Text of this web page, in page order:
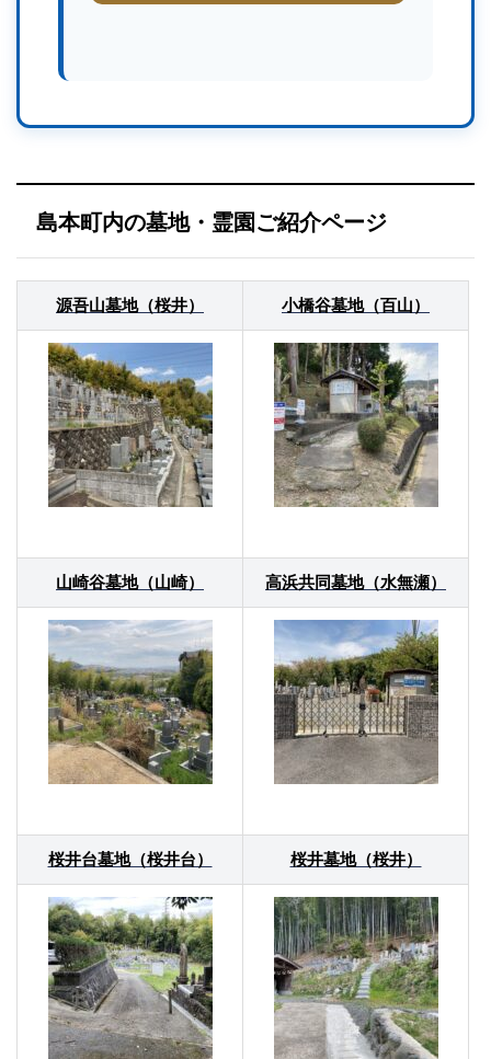
島本町内の墓地・霊園ご紹介ページ
源吾山墓地（桜井） 小橋谷墓地（百山）
山崎谷墓地（山崎） 高浜共同墓地（水無瀬）
桜井台墓地（桜井台） 桜井墓地（桜井）